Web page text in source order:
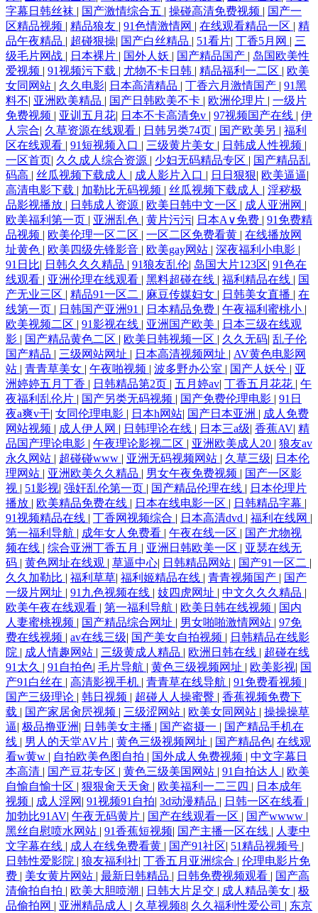
字幕日韩丝袜 | 国产激情综合五 | 操碰高清免费视频 | 国产一
区精品视频 | 精品狼友 | 91色情激情网 | 在线观看精品一区 | 精
品午夜精品 | 超碰狠操| 国产白丝精品 | 51看片| 丁香5月网 | 三
级毛片网战 | 日本裸片 | 国外人妖 | 国产精品国产 | 岛国欧美性
爱视频 | 91视频污下载 | 尤物不卡日韩 | 精品福利一二区 | 欧美
女同网站 | 久久电影| 日本高清精品 | 丁香六月激情国产 | 91黑
料不| 亚洲欧美精品 | 国产日韩欧美不卡 | 欧洲伦理片 | 一级片
免费视频 | 亚训五月花| 日本不卡高清免v | 97视频国产在线 | 伊
人宗合| 久草资源在线观看 | 日韩另类74页 | 国产欧美另 | 福利
区在线观看 | 91短视频入口 | 三级黄片美女 | 日韩成人性视频 |
一区首页| 久久成人综合资源 | 少妇无码精品专区 | 国产精品乱
码高 | 丝瓜视频下载成人 | 成人影片入口 | 日日狠狠| 欧美逼逼|
高清电影下载 | 加勒比无码视频 | 丝瓜视频下载成人 | 淫秽极
品影视播放 | 日韩成人资源 | 欧美日韩中文一区 | 成人亚洲网 |
欧美福利第一页 | 亚洲乱色 | 黄片污污| 日本A∨免费 | 91免费精
品视频 | 欧美伦理一区二区 | 一区二区免费看黄 | 在线播放网
址黄色 | 欧美四级先锋影音 | 欧美gay网站 | 深夜福利小电影 |
91日比| 日韩久久久精品 | 91狼友乱伦| 岛国大片123区| 91色在
线观看 | 亚洲伦理在线观看 | 黑料超碰在线 | 福利精品在线 | 国
产无业三区 | 精品91一区二 | 麻豆传媒妇女 | 日韩美女直播 | 在
线第一页 | 日韩国产亚洲91 | 日本精品免费 | 午夜福利蜜桃小 |
欧美视频二区 | 91影视在线 | 亚洲国产欧美 | 日本三级在线观
影 | 国产精品黄色二区 | 欧美日韩视频一区 | 久久无码| 乱子伦
国产精品 | 三级网站网址 | 日本高清视频网址 | AV黄色电影网
站 | 青青草美女 | 午夜啪视频 | 波多野办公室 | 国产人妖兮 | 亚
洲婷婷五月丁香 | 日韩精品第2页 | 五月婷av| 丁香五月花花 | 午
夜福利乱伦片 | 国产另类无码视频 | 国产免费伦理电影 | 91日
夜a爽v干| 女同伦理电影 | 日本h网站| 国产日本亚洲 | 成人免费
网站视频 | 成人伊人网 | 日韩理论在线 | 日本三a级| 香蕉AV| 精
品国产理论电影 | 午夜理论影视二区 | 亚洲欧美成人20 | 狼友av
永久网站 | 超碰碰www | 亚洲无码视频网站 | 久草三级| 日本伦
理网站 | 亚洲欧美久久精品 | 男女午夜免费视频 | 国产一区影
视 | 51影视| 强奸乱伦第一页 | 国产精品伦理在线 | 日本伦理片
播放 | 欧美精品免费在线 | 日本在线电影一区 | 日韩精品字幕 |
91视频精品在线 | 丁香网视频综合 | 日本高清dvd | 福利在线网 |
第一福利导航 | 成年女人免费看 | 午夜在线一区 | 国产尤物视
频在线 | 综合亚洲丁香五月 | 亚洲日韩欧美一区 | 亚瑟在线无
码 | 黄色网址在线观 | 草逼中心| 日韩精品网站 | 国产91一区二 |
久久加勒比 | 福利草草| 福利姬精品在线 | 青青视频国产 | 国产
一级片网址 | 91九色视频在线 | 妓四虎网址 | 中文久久久精品 |
欧美午夜在线观看 | 第一福利导航 | 欧美日韩在线视频 | 国内
人妻蜜桃视频 | 国产精品综合网址 | 男女啪啪激情网站 | 97免
费在线视频 | av在线三级| 国产美女自拍视频 | 日韩精品在线影
院 | 成人情趣网站 | 三级黄成人精品 | 欧洲日韩在线 | 超碰在线
91太久 | 91自拍色| 毛片导航 | 黄色三级视频网址 | 欧美影视| 国
产91白丝在 | 高清影视手机 | 青青草在线导航 | 91免费看视频 |
国产三级理论 | 韩日视频 | 超碰人人操蜜臀 | 香蕉视频免费下
载 | 国产家居肏屄视频 | 三级涩网站 | 欧美女同网站 | 操操操草
逼| 极品撸亚洲 | 日韩美女主播 | 国产盗摄一 | 国产精品手机在
线 | 男人的天堂AV片 | 黄色三级视频网址 | 国产精品色| 在线观
看w黄w | 自拍欧美色图自拍 | 国外成人免费视频 | 中文字幕日
本高清 | 国产豆花专区 | 黄色三级美国网站 | 91自拍达人 | 欧美
自愉自愉十区 | 狠狠肏天天肏 | 欧美福利一二三四 | 日本成年
视频 | 成人淫网 | 91视频91自拍| 3d动漫精品 | 日韩一区在线看 |
加勃比91AV| 午夜无码黄片 | 国产在线观看一区 | 国产wwww |
黑丝自慰喷水网站 | 91香蕉短视频| 国产主播一区在线 | 人妻中
文字幕在线 | 成人在线免费看黄 | 国产91社区| 51精品视频号 |
日韩性爱影院 | 狼友福利社| 丁香五月亚洲综合 | 伦理电影片免
费 | 美女黄片网站 | 最新日韩精品 | 日韩免费视频观看 | 国产高
清偷拍自拍 | 欧美大胆喷潮 | 日韩大片足交 | 成人精品美女 | 极
品偷拍网 | 亚洲精品成人 | 久草视频8| 久久福利性爱公司 | 东京